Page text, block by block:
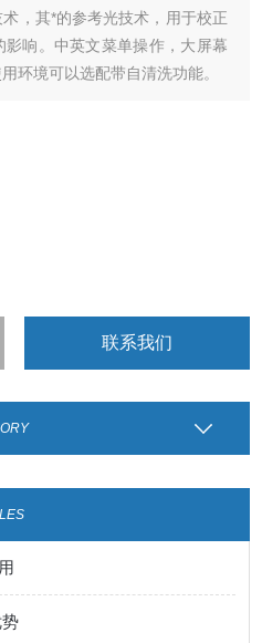
，其*的参考光技术，用于校正
响。中英文菜单操作，大屏幕
环境可以选配带自清洗功能。
联系我们